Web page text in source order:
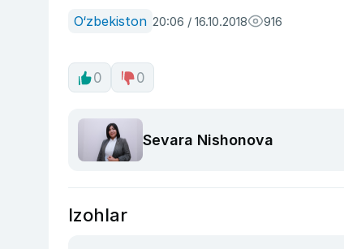
O‘zbekiston 20:06 / 16.10.2018 916
0 0
Sevara Nishonova
Izohlar